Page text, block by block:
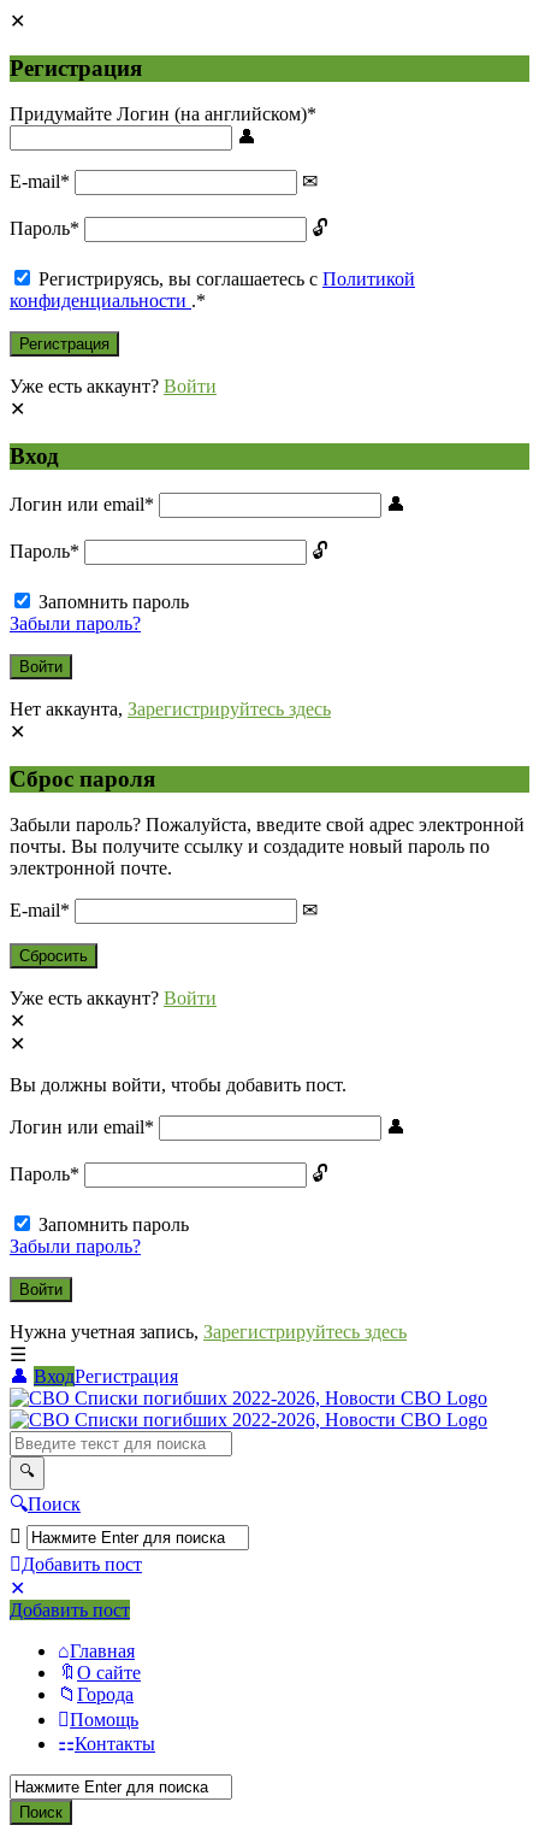
Регистрация
Придумайте Логин (на английском)*
E-mail*
Пароль*
Регистрируясь, вы соглашаетесь с Политикой
конфиденциальности .*
Уже есть аккаунт? Войти
Вход
Логин или email*
Пароль*
Запомнить пароль
Забыли пароль?
Нет аккаунта, Зарегистрируйтесь здесь
Сброс пароля
Забыли пароль? Пожалуйста, введите свой адрес электронной
почты. Вы получите ссылку и создадите новый пароль по
электронной почте.
E-mail*
Уже есть аккаунт? Войти
Вы должны войти, чтобы добавить пост.
Логин или email*
Пароль*
Запомнить пароль
Забыли пароль?
Нужна учетная запись, Зарегистрируйтесь здесь
ВходРегистрация
СВО
Списки
погибших
2022-
2026,
Новости
СВО
Поиск
Добавить пост
Мобильное
меню
Добавить пост
Главная
О сайте
Города
Помощь
Контакты